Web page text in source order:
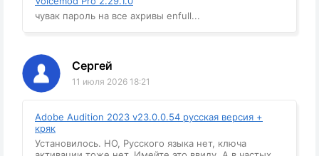
чувак пароль на все ахривы enfull...
Сергей
11 июля 2026 18:21
Adobe Audition 2023 v23.0.0.54 русская версия +
кряк
Установилось. НО, Русского языка нет, ключа